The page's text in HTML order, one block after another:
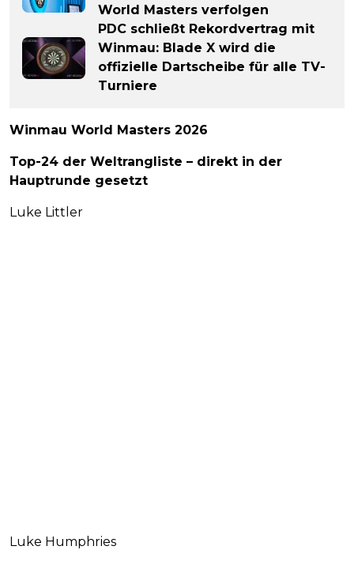
World Masters verfolgen
PDC schließt Rekordvertrag mit
Winmau: Blade X wird die
offizielle Dartscheibe für alle TV-
Turniere
Winmau World Masters 2026
Top-24 der Weltrangliste – direkt in der
Hauptrunde gesetzt
Luke Littler
Luke Humphries